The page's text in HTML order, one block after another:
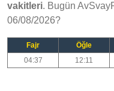
vakitleri. Bugün
06/08/2026?
Fajr Öğle
04:37
12:11